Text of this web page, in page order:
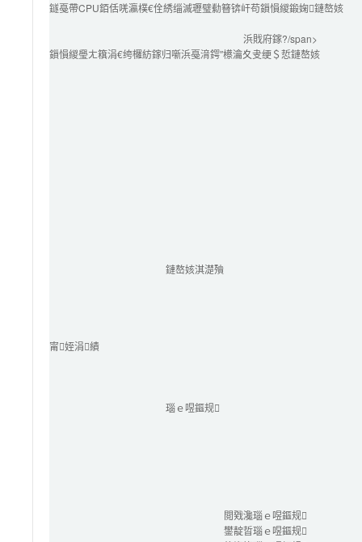
鐩戞帶CPU銆佸唴瀛樸€佺綉缁滅瓑璧勬簮锛屽苟鎻愪緵鍛婅鏈嶅姟
浜戝府鎵?/span>
鎻愪緵璺ㄤ簯涓€绔欏紡鎵归噺浜戞湇鍔″櫒瀹夊叏绠＄悊鏈嶅姟
鏈嶅姟淇濋殰
甯姪涓績
瑙ｅ喅鏂规
閲戣瀺瑙ｅ喅鏂规
鐢靛晢瑙ｅ喅鏂规